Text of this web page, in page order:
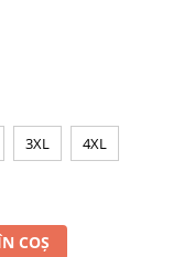
3XL 4XL
COȘ